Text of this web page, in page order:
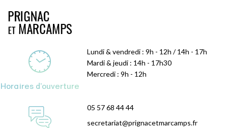
Horaires d'ouverture
Lundi & vendredi : 9h - 12h / 14h - 17h
Mardi & jeudi : 14h - 17h30
Mercredi : 9h - 12h
05 57 68 44 44
secretariat@prignacetmarcamps.fr